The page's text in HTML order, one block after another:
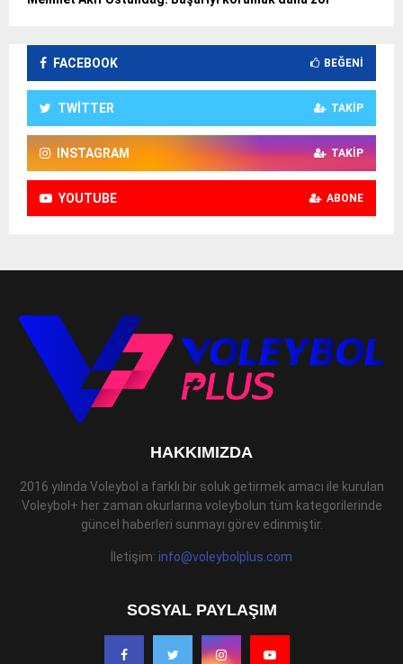
FACEBOOK BEĞENI
TWITTER TAKIP
INSTAGRAM TAKIP
YOUTUBE ABONE
HAKKIMIZDA
2016 yılında Voleybol a farklı bir soluk getirmek amacı ile kurulan
Voleybol+ her zaman okurlarına voleybolun tüm kategorilerinde
güncel haberleri sunmayı görev edinmiştir.
İletişim: info@voleybolplus.com
SOSYAL PAYLAŞIM